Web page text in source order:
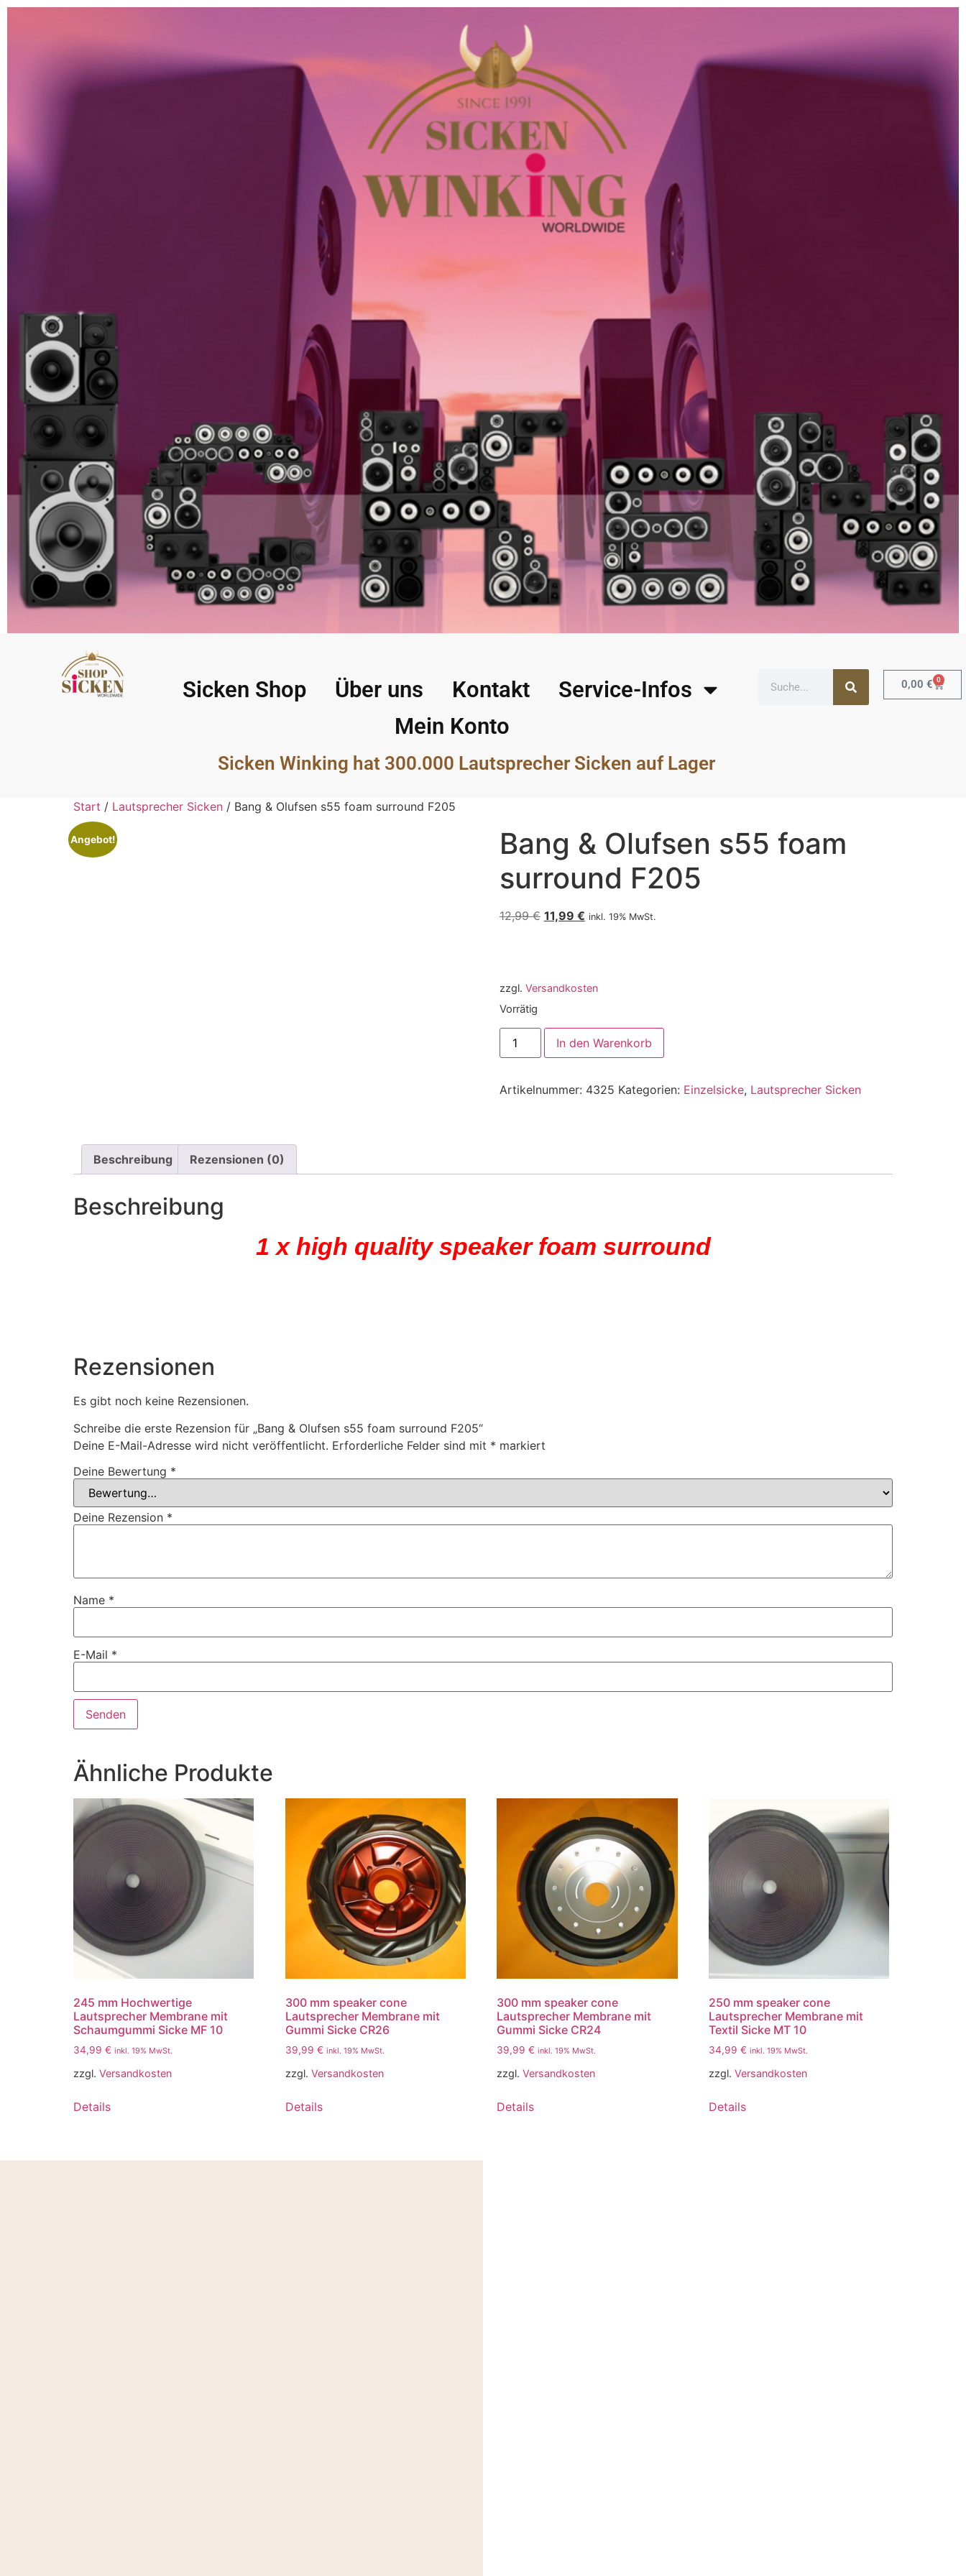
Sicken Shop Über uns Kontakt
Service-Infos
Mein Konto
Sicken Winking hat 300.000 Lautsprecher Sicken auf Lager
0,00 € 0
Start / Lautsprecher Sicken / Bang & Olufsen s55 foam surround F205
Angebot!
Bang & Olufsen s55 foam
surround F205
12,99€ 11,99 € inkl. 19% MwSt.
zzgl. Versandkosten
Vorrätig
In den Warenkorb
Artikelnummer: 4325 Kategorien: Einzelsicke, Lautsprecher Sicken
Beschreibung Rezensionen (0)
Beschreibung
1 x high quality speaker foam surround
Rezensionen
Es gibt noch keine Rezensionen.
Schreibe die erste Rezension für „Bang & Olufsen s55 foam surround F205“
Deine E-Mail-Adresse wird nicht veröffentlicht. Erforderliche Felder sind mit * markiert
Deine Bewertung *
Deine Rezension *
Name *
E-Mail *
Ähnliche Produkte
245 mm Hochwertige
Lautsprecher Membrane mit
Schaumgummi Sicke MF 10
34,99 € inkl. 19% MwSt.
zzgl. Versandkosten
Details
300 mm speaker cone
Lautsprecher Membrane mit
Gummi Sicke CR26
39,99 € inkl. 19% MwSt.
zzgl. Versandkosten
Details
300 mm speaker cone
Lautsprecher Membrane mit
Gummi Sicke CR24
39,99€ inkl. 19% MwSt.
zzgl.Versandkosten
Details
250 mm speaker cone
Lautsprecher Membrane mit
Textil Sicke MT 10
34,99€ inkl. 19% MwSt.
zzgl.Versandkosten
Details